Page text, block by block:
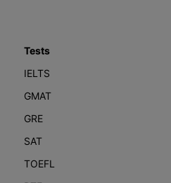
Tests
IELTS
GMAT
GRE
SAT
TOEFL